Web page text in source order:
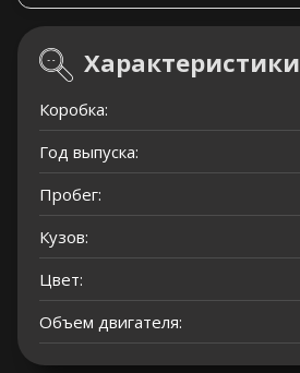
Характеристики
Коробка:
Год выпуска:
Пробег:
Кузов:
Цвет:
Объем двигателя: